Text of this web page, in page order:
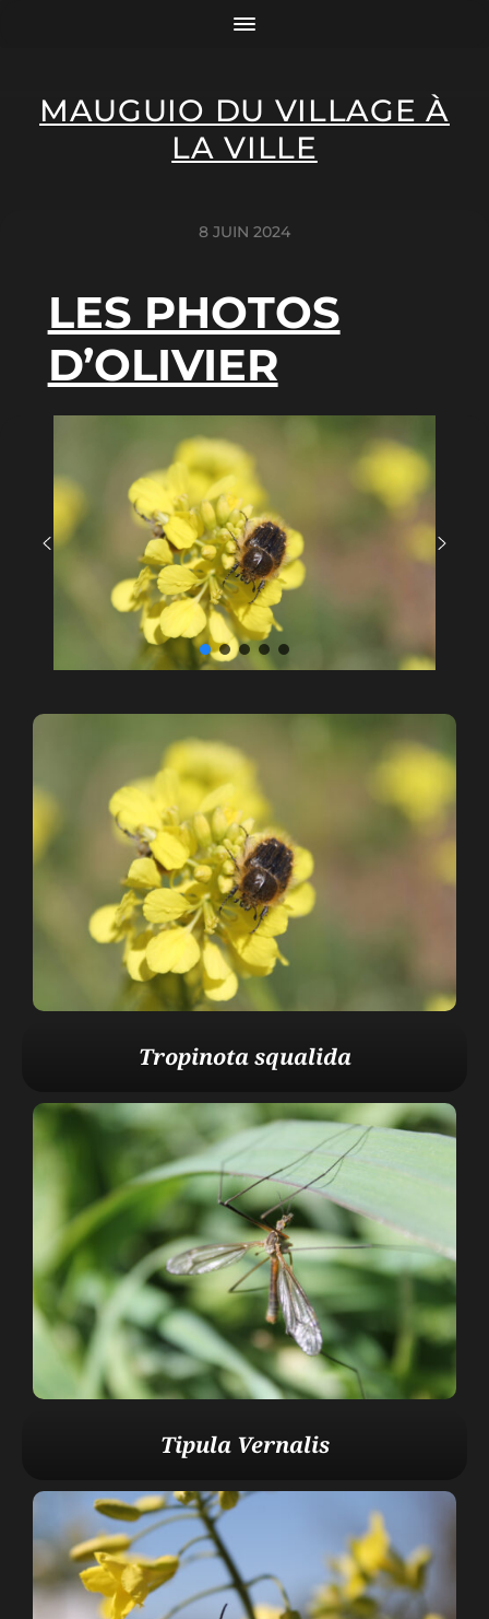
MAUGUIO DU VILLAGE À
LA VILLE
8 JUIN 2024
LES PHOTOS
D’OLIVIER
Tropinota squalida
Tipula Vernalis